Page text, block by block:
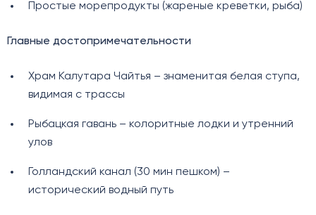
Простые морепродукты (жареные креветки, рыба)
Главные достопримечательности
Храм Калутара Чайтья – знаменитая белая ступа,
видимая с трассы
Рыбацкая гавань – колоритные лодки и утренний
улов
Голландский канал (30 мин пешком) –
исторический водный путь